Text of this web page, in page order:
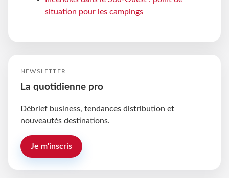
situation pour les campings
NEWSLETTER
La quotidienne pro
Débrief business, tendances distribution et
nouveautés destinations.
Je m'inscris